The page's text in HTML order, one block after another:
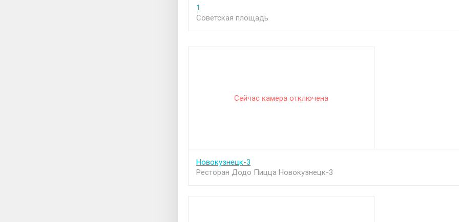
1
Советская площадь
Сейчас камера отключена
Новокузнецк-3
Ресторан Додо Пицца Новокузнецк-3